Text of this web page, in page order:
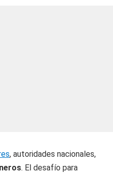
, autoridades nacionales,
. El desafío para